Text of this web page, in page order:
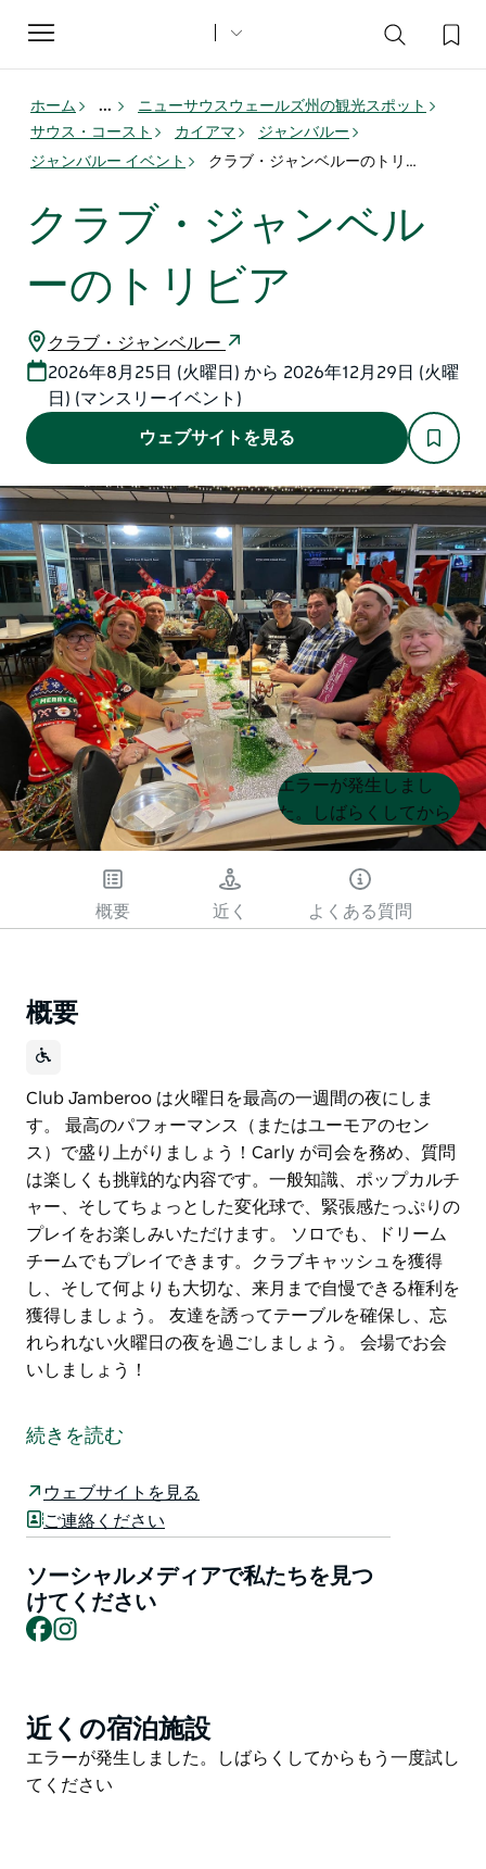
Toggle
navigation
ホーム ...
ニューサウスウェールズ州の観光スポット
サウス・コースト
カイアマ
ジャンバルー
ジャンバルー イベント
クラブ・ジャンベルーのトリビア
クラブ・ジャンベル
ーのトリビア
クラブ・ジャンベルー
2026年8月25日 (火曜日) から 2026年12月29日 (火曜
日) (マンスリーイベント)
ウェブサイトを見る
Product
List
Product
List
エラーが発生しまし
た。しばらくしてから
もう一度試してくださ
概要 近く よくある質問
概要
Club Jamberoo は火曜日を最高の一週間の夜にしま
す。 最高のパフォーマンス（またはユーモアのセン
ス）で盛り上がりましょう！Carly が司会を務め、質問
は楽しくも挑戦的な内容です。一般知識、ポップカルチ
ャー、そしてちょっとした変化球で、緊張感たっぷりの
プレイをお楽しみいただけます。 ソロでも、ドリーム
チームでもプレイできます。クラブキャッシュを獲得
し、そして何よりも大切な、来月まで自慢できる権利を
獲得しましょう。 友達を誘ってテーブルを確保し、忘
れられない火曜日の夜を過ごしましょう。 会場でお会
いしましょう！
す。
り上がりましょう！Carly が司会を務め、質問は楽しく
も挑戦的な内容です。一般知識、ポップカルチャー、そ
お楽しみいただけます。
ソロでも、ドリームチームでもプレイできます。クラブ
キャッシュを獲得し、そして何よりも大切な、来月まで
夜を過ごしましょう。
会場でお会いしましょう！
続きを読む
ウェブサイトを見る
ご連絡ください
ソーシャルメディアで私たちを見つ
けてください
Facebook
Product
List
近くの宿泊施設
Product
List
エラーが発生しました。しばらくしてからもう一度試し
てください